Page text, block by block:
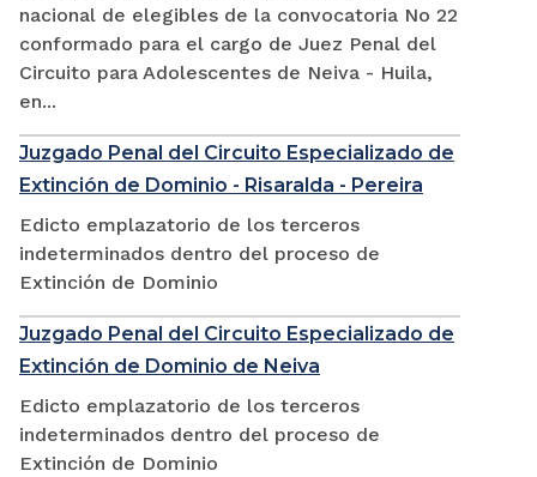
nacional de elegibles de la convocatoria No 22
conformado para el cargo de Juez Penal del
Circuito para Adolescentes de Neiva - Huila,
en...
Juzgado Penal del Circuito Especializado de
Extinción de Dominio - Risaralda - Pereira
Edicto emplazatorio de los terceros
indeterminados dentro del proceso de
Extinción de Dominio
Juzgado Penal del Circuito Especializado de
Extinción de Dominio de Neiva
Edicto emplazatorio de los terceros
indeterminados dentro del proceso de
Extinción de Dominio